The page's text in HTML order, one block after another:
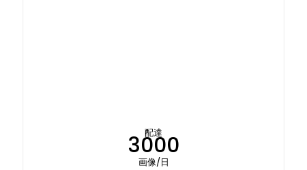
配達
3000
画像/日